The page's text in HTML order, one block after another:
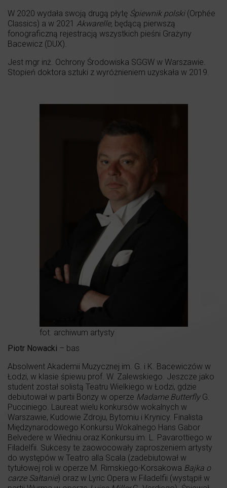
W 2020 wydała swoją drugą płytę Śpiewnik polski(Orphée
Classics) a w 2021 Akwarelle, będącą pierwszą
fonograficzną rejestracją wszystkich pieśni Grażyny
Bacewicz (DUX).
Jest mgr inż. Ochrony Środowiska SGGW w Warszawie.
Stopień doktora sztuki z wyróżnieniem uzyskała w 2019.
fot. archiwum artysty
Piotr Nowacki – bas
Absolwent Akademii Muzycznej im. G. i K. Bacewiczów w
Łodzi, w klasie śpiewu prof. W. Zalewskiego. Jeszcze jako
student został solistą Teatru Wielkiego w Łodzi, gdzie
debiutował w partii Bonzy w operze Madame ButterflyG.
Pucciniego. Laureat wielu konkursów wokalnych w
Warszawie, Kudowie Zdroju, Bytomiu i Krynicy. Finalista
Międzynarodowego Konkursu Wokalnego Hans Gabor
Belvedere w Wiedniu oraz Konkursu im. L. Pavarottiego w
Filadelfii. Sukcesy te zaowocowały zaproszeniem artysty
do występów w Teatro alla Scala (zadebiutował w
tytułowej roli w operze M. Rimskiego-Korsakowa Bajka o
carze Sałtanie) oraz w Lyric Opera w Filadelfii (wystąpił w